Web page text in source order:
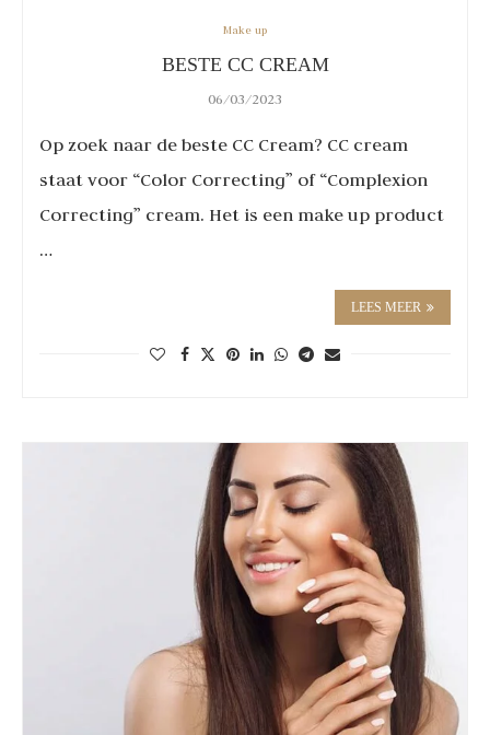
Make up
BESTE CC CREAM
06/03/2023
Op zoek naar de beste CC Cream? CC cream
staat voor “Color Correcting” of “Complexion
Correcting” cream. Het is een make up product
…
LEES MEER